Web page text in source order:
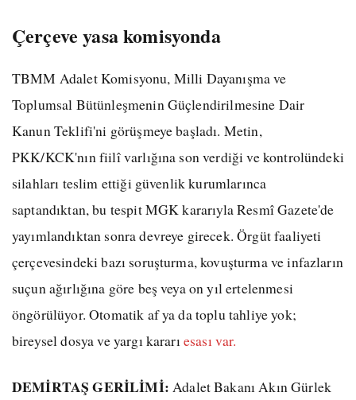
Çerçeve yasa komisyonda
TBMM Adalet Komisyonu, Milli Dayanışma ve
Toplumsal Bütünleşmenin Güçlendirilmesine Dair
Kanun Teklifi'ni görüşmeye başladı. Metin,
PKK/KCK'nın fiilî varlığına son verdiği ve kontrolündeki
silahları teslim ettiği güvenlik kurumlarınca
saptandıktan, bu tespit MGK kararıyla Resmî Gazete'de
yayımlandıktan sonra devreye girecek. Örgüt faaliyeti
çerçevesindeki bazı soruşturma, kovuşturma ve infazların
suçun ağırlığına göre beş veya on yıl ertelenmesi
öngörülüyor. Otomatik af ya da toplu tahliye yok;
bireysel dosya ve yargı kararıesası var.
DEMİRTAŞ GERİLİMİ: Adalet Bakanı Akın Gürlek